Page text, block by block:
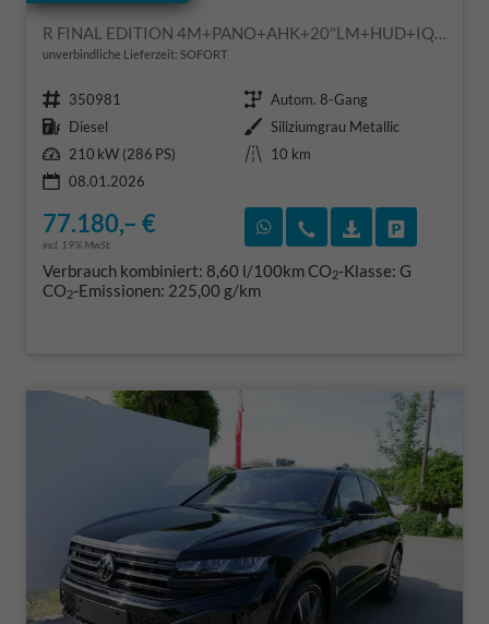
R FINAL EDITION 4M+PANO+AHK+20"LM+HUD+IQ.-MATRIX-LED
unverbindliche Lieferzeit: SOFORT
Fahrzeugnr. 350981 Getriebe Autom. 8-Gang
Kraftstoff Diesel Außenfarbe Siliziumgrau Metallic
Leistung 210 kW (286 PS) Kilometerstand
10 km
08.01.2026
77.180,– €
incl. 19% MwSt.
Rückruf vereinbaren
Wir rufen Sie an
Verbrauch kombiniert: 8,60 l/100kmCO2-Klasse: G
CO2-Emissionen: 225,00 g/km